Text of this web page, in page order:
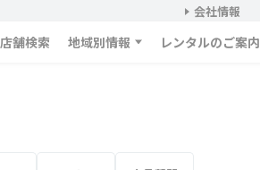
会社情報
店舗検索 地域別情報 レンタルのご案内